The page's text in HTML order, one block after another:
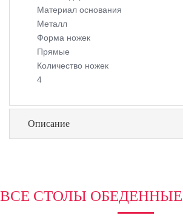
Материал основания
Металл
Форма ножек
Прямые
Количество ножек
4
Описание
ВСЕ СТОЛЫ ОБЕДЕННЫЕ